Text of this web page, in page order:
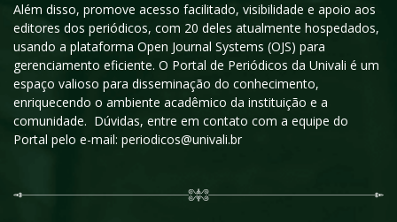
Além disso, promove acesso facilitado, visibilidade e apoio aos
editores dos periódicos, com 20 deles atualmente hospedados,
usando a plataforma Open Journal Systems (OJS) para
gerenciamento eficiente. O Portal de Periódicos da Univali é um
espaço valioso para disseminação do conhecimento,
enriquecendo o ambiente acadêmico da instituição e a
comunidade. Dúvidas, entre em contato com a equipe do
Portal pelo e-mail: periodicos@univali.br